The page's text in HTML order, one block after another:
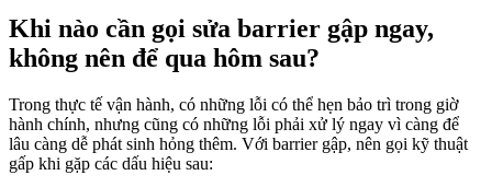
Khi nào cần gọi sửa barrier gập ngay,
không nên để qua hôm sau?
Trong thực tế vận hành, có những lỗi có thể hẹn bảo trì trong giờ
hành chính, nhưng cũng có những lỗi phải xử lý ngay vì càng để
lâu càng dễ phát sinh hỏng thêm. Với barrier gập, nên gọi kỹ thuật
gấp khi gặp các dấu hiệu sau: